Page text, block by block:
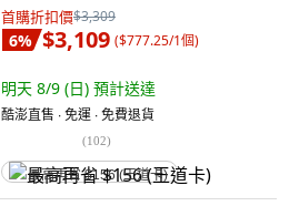
首購折扣價$3,309
6% $3,109 ($777.25/1個)
明天 8/9 (日) 預計送達
酷澎直售 ∙ 免運 ∙ 免費退貨
(102)
最高再省 $156 (王道卡)